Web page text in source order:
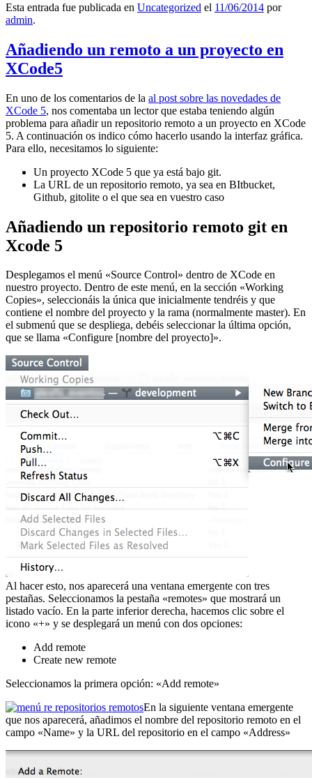
Esta entrada fue publicada en Uncategorized el 11/06/2014 por
admin.
Añadiendo un remoto a un proyecto en
XCode5
En uno de los comentarios de la al post sobre las novedades de
XCode 5, nos comentaba un lector que estaba teniendo algún
problema para añadir un repositorio remoto a un proyecto en XCode
5. A continuación os indico cómo hacerlo usando la interfaz gráfica.
Para ello, necesitamos lo siguiente:
Un proyecto XCode 5 que ya está bajo git.
La URL de un repositorio remoto, ya sea en BItbucket,
Github, gitolite o el que sea en vuestro caso
Añadiendo un repositorio remoto git en
Xcode 5
Desplegamos el menú «Source Control» dentro de XCode en
nuestro proyecto. Dentro de este menú, en la sección «Working
Copies», seleccionáis la única que inicialmente tendréis y que
contiene el nombre del proyecto y la rama (normalmente master). En
el submenú que se despliega, debéis seleccionar la última opción,
que se llama «Configure [nombre del proyecto]».
Al hacer esto, nos aparecerá una ventana emergente con tres
pestañas. Seleccionamos la pestaña «remotes» que mostrará un
listado vacío. En la parte inferior derecha, hacemos clic sobre el
icono «+» y se desplegará un menú con dos opciones:
Add remote
Create new remote
Seleccionamos la primera opción: «Add remote»
En la siguiente ventana emergente
que nos aparecerá, añadimos el nombre del repositorio remoto en el
campo «Name» y la URL del repositorio en el campo «Address»